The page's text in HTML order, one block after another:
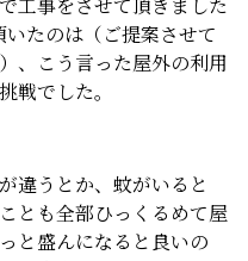
たのは（ご提案させて
、こう言った屋外の利用
戦でした。
違うとか、蚊がいると
とも全部ひっくるめて屋
と盛んになると良いの